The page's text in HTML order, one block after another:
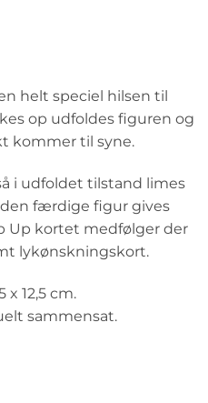
helt speciel hilsen til
op udfoldes figuren og
kommer til syne.
i udfoldet tilstand limes
den færdige figur gives
Up kortet medfølger der
lykønskningskort.
x 12,5 cm.
sammensat.